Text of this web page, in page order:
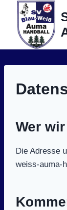
springen
Wer
Die Adresse
weiss-auma-